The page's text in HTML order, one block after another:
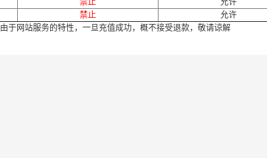
禁止
允许
禁止
允许
由于网站服务的特性，一旦充值成功，概不接受退款，敬请谅解